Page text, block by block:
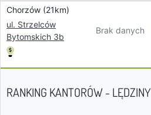
Chorzów (21km)
ul. Strzelców
Bytomskich 3b
Brak danych
RANKING KANTORÓW - LĘDZINY